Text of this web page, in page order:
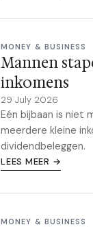
MONEY & BUSINESS
Mannen
inkomens
29 July 2026
Eén bijbaan is niet
meerdere kleine
dividendbeleggen.
LEES MEER →
MONEY & BUSINESS